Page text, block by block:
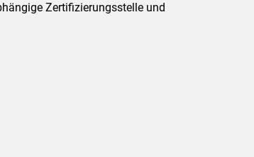
Zertifizierungsstelle und